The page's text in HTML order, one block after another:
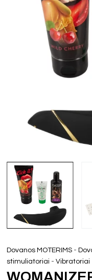
Dovanos MOTERIMS -
stimuliatoriai -Vibratoriai